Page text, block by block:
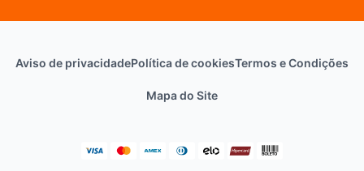
Aviso de privacidadePolítica de cookiesTermos e Condições
Mapa do Site